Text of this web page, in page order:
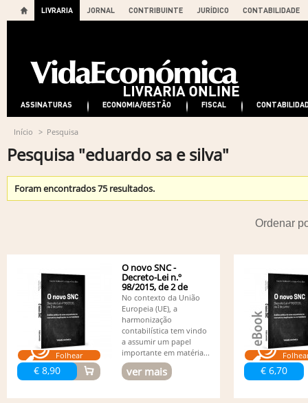
LIVRARIA JORNAL CONTRIBUINTE JURÍDICO CONTABILIDADE
ASSINATURAS ECONOMIA/GESTÃO FISCAL
Início > Pesquisa
Pesquisa "eduardo sa e silva"
Foram encontrados 75 resultados.
Ordenar
Folhear
€ 8,90
O novo SNC -
Decreto-Lei n.º
98/2015, de 2 de
junho
No contexto da União
Europeia (UE), a
harmonização
contabilística tem vindo
a assumir um papel
importante em matéria...
ver mais € 6,70